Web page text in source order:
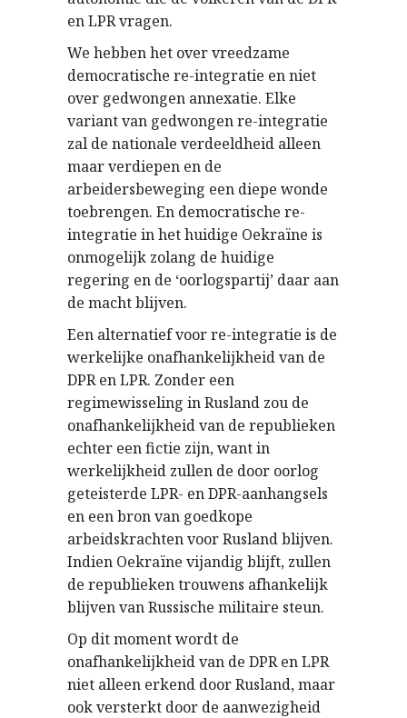
en LPR vragen.
We hebben het over vreedzame
democratische re-integratie en niet
over gedwongen annexatie. Elke
variant van gedwongen re-integratie
zal de nationale verdeeldheid alleen
maar verdiepen en de
arbeidersbeweging een diepe wonde
toebrengen. En democratische re-
integratie in het huidige Oekraïne is
onmogelijk zolang de huidige
regering en de ‘oorlogspartij’ daar aan
de macht blijven.
Een alternatief voor re-integratie is de
werkelijke onafhankelijkheid van de
DPR en LPR. Zonder een
regimewisseling in Rusland zou de
onafhankelijkheid van de republieken
echter een fictie zijn, want in
werkelijkheid zullen de door oorlog
geteisterde LPR- en DPR-aanhangsels
en een bron van goedkope
arbeidskrachten voor Rusland blijven.
Indien Oekraïne vijandig blijft, zullen
de republieken trouwens afhankelijk
blijven van Russische militaire steun.
Op dit moment wordt de
onafhankelijkheid van de DPR en LPR
niet alleen erkend door Rusland, maar
ook versterkt door de aanwezigheid